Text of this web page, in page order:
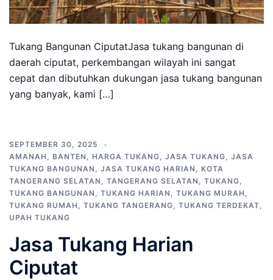
Tukang Bangunan CiputatJasa tukang bangunan di
daerah ciputat, perkembangan wilayah ini sangat
cepat dan dibutuhkan dukungan jasa tukang bangunan
yang banyak, kami […]
SEPTEMBER 30, 2025
AMANAH , BANTEN , HARGA TUKANG, JASA TUKANG, JASA
TUKANG BANGUNAN , JASA TUKANG HARIAN , KOTA
TANGERANG SELATAN , TANGERANG SELATAN , TUKANG,
TUKANG BANGUNAN , TUKANG HARIAN , TUKANG MURAH ,
TUKANG RUMAH , TUKANG TANGERANG, TUKANG TERDEKAT,
UPAH TUKANG
Jasa Tukang Harian
Ciputat